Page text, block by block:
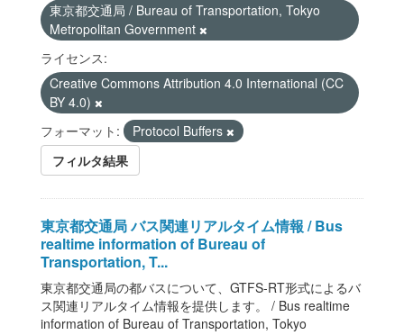
東京都交通局 / Bureau of Transportation, Tokyo
Metropolitan Government
ライセンス:
Creative Commons Attribution 4.0 International (CC
BY 4.0)
フォーマット:
Protocol Buffers
フィルタ結果
東京都交通局 バス関連リアルタイム情報 / Bus
realtime information of Bureau of
Transportation, T...
東京都交通局の都バスについて、GTFS-RT形式によるバ
ス関連リアルタイム情報を提供します。 / Bus realtime
information of Bureau of Transportation, Tokyo